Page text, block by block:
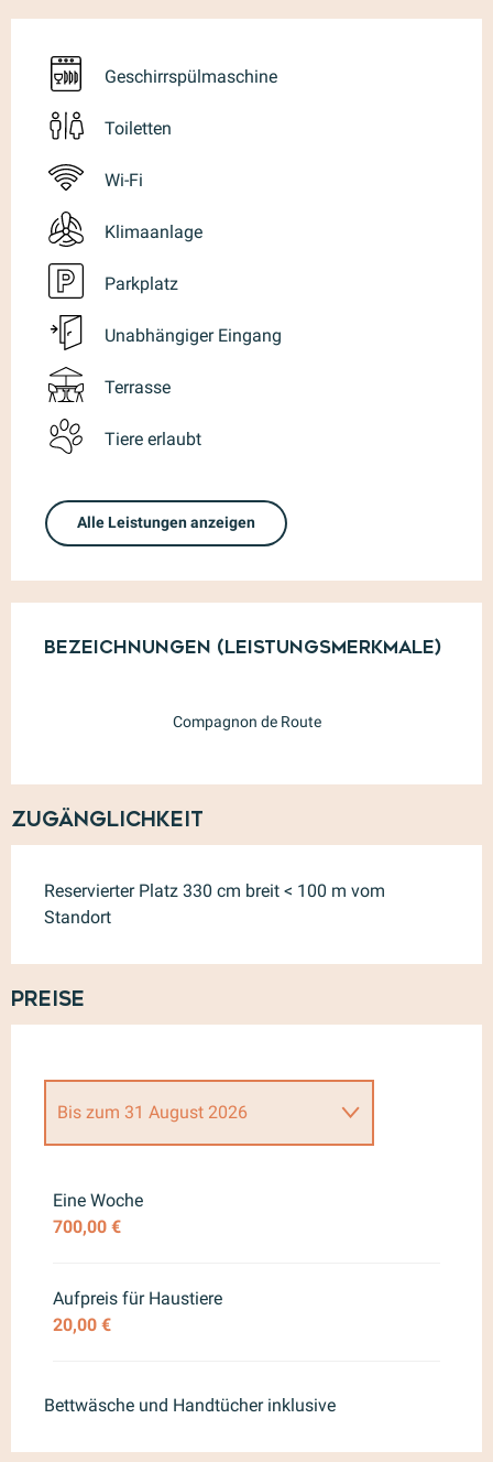
Geschirrspülmaschine
Toiletten
Wi-Fi
Klimaanlage
Parkplatz
Unabhängiger Eingang
Terrasse
Tiere erlaubt
Alle Leistungen anzeigen
Bezeichnungen (Leistungsmerkmale)
Bezeichnungen (Leistungsmerkmale)
Compagnon de Route
Zugänglichkeit
Reservierter Platz 330 cm breit < 100 m vom
Standort
Preise
ab1 April 2026
Bis zum 31 August 2026
ab1 September 2026
Eine Woche
700,00 €
Aufpreis für Haustiere
20,00 €
Bettwäsche und Handtücher inklusive